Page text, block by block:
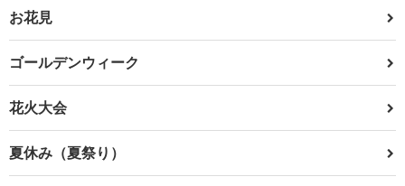
お花見
ゴールデンウィーク
花火大会
夏休み（夏祭り）